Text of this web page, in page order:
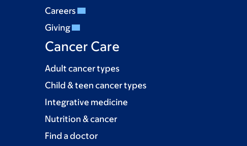
Careers
Giving
Cancer Care
Adult cancer types
Child & teen cancer types
Integrative medicine
Nutrition & cancer
Find a doctor